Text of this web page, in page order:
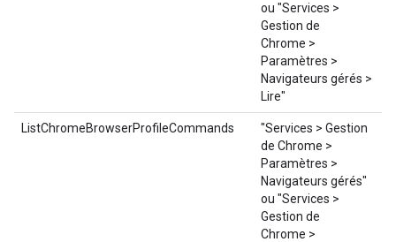
ou "Services >
Gestion de
Chrome >
Paramètres >
Navigateurs gérés >
Lire"
ListChromeBrowserProfileCommands
"Services > Gestion
de Chrome >
Paramètres >
Navigateurs gérés"
ou "Services >
Gestion de
Chrome >